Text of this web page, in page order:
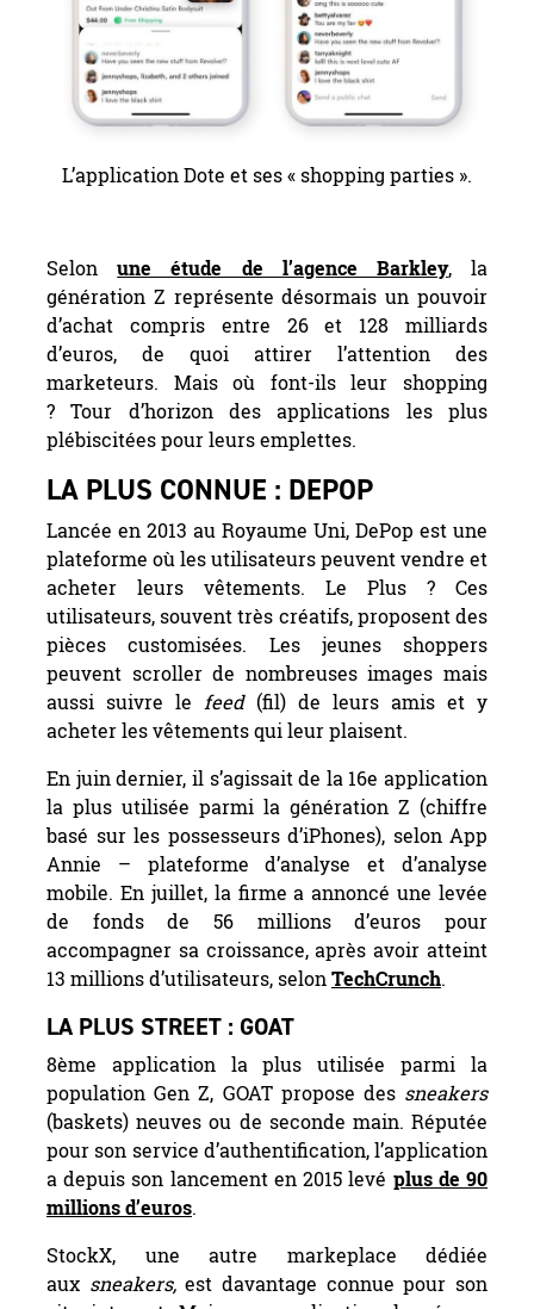
L’application Dote et ses « shopping parties ».
Selonune étude de l’agence Barkley, la
génération Z représente désormais un pouvoir
d’achat compris entre 26 et 128 milliards
d’euros, de quoi attirer l’attention des
marketeurs. Mais où font-ils leur shopping
? Tour d’horizon des applications les plus
plébiscitées pour leurs emplettes.
LA PLUS CONNUE : DEPOP
Lancée en 2013 au Royaume Uni, DePop est une
plateforme où les utilisateurs peuvent vendre et
acheter leurs vêtements. Le Plus ? Ces
utilisateurs, souvent très créatifs, proposent des
pièces customisées. Les jeunes shoppers
peuvent scroller de nombreuses images mais
aussi suivre le feed(fil) de leurs amis et y
acheter les vêtements qui leur plaisent.
En juin dernier, il s’agissait de la 16e application
la plus utilisée parmi la génération Z (chiffre
basé sur les possesseurs d’iPhones), selon App
Annie – plateforme d’analyse et d’analyse
mobile. En juillet, la firme a annoncé une levée
de fonds de 56 millions d’euros pour
accompagner sa croissance, après avoir atteint
13 millions d’utilisateurs, selonTechCrunch.
LA PLUS STREET : GOAT
8ème application la plus utilisée parmi la
population Gen Z, GOAT propose des sneakers
(baskets) neuves ou de seconde main. Réputée
pour son service d’authentification, l’application
a depuis son lancement en 2015 levé plus de 90
millions d’euros.
StockX, une autre markeplace dédiée
aux sneakers,est davantage connue pour son